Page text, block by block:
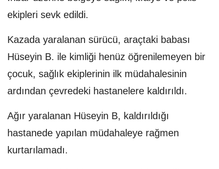
ekipleri sevk edildi.
Kazada yaralanan sürücü, araçtaki babası
Hüseyin B. ile kimliği henüz öğrenilemeyen bir
çocuk, sağlık ekiplerinin ilk müdahalesinin
ardından çevredeki hastanelere kaldırıldı.
Ağır yaralanan Hüseyin B, kaldırıldığı
hastanede yapılan müdahaleye rağmen
kurtarılamadı.